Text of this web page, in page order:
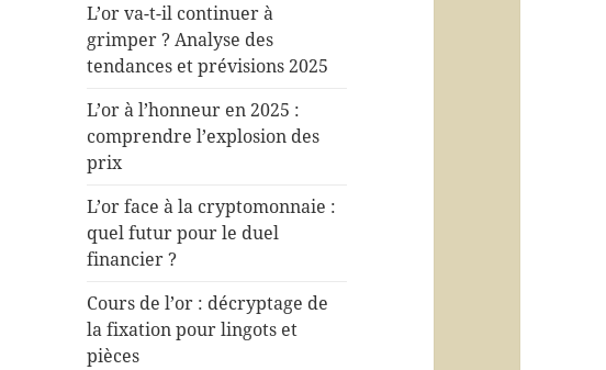
L’or va-t-il continuer à
grimper ? Analyse des
tendances et prévisions 2025
L’or à l’honneur en 2025 :
comprendre l’explosion des
prix
L’or face à la cryptomonnaie :
quel futur pour le duel
financier ?
Cours de l’or : décryptage de
la fixation pour lingots et
pièces